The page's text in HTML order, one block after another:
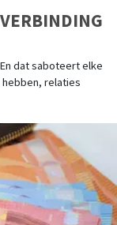
dat saboteert elke
relaties